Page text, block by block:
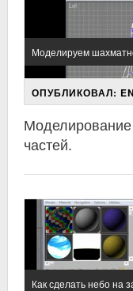
Моделируем
ОПУБЛИКОВАЛ:
частей.
Как сделать небо на